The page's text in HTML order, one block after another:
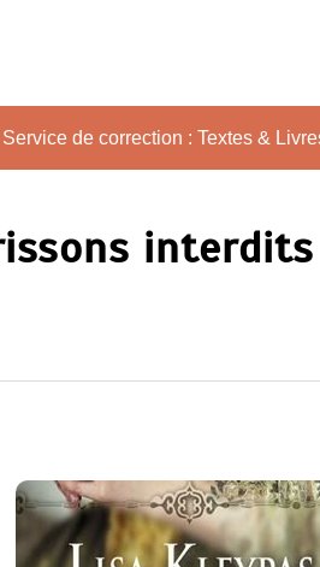
Service de correction : Textes &